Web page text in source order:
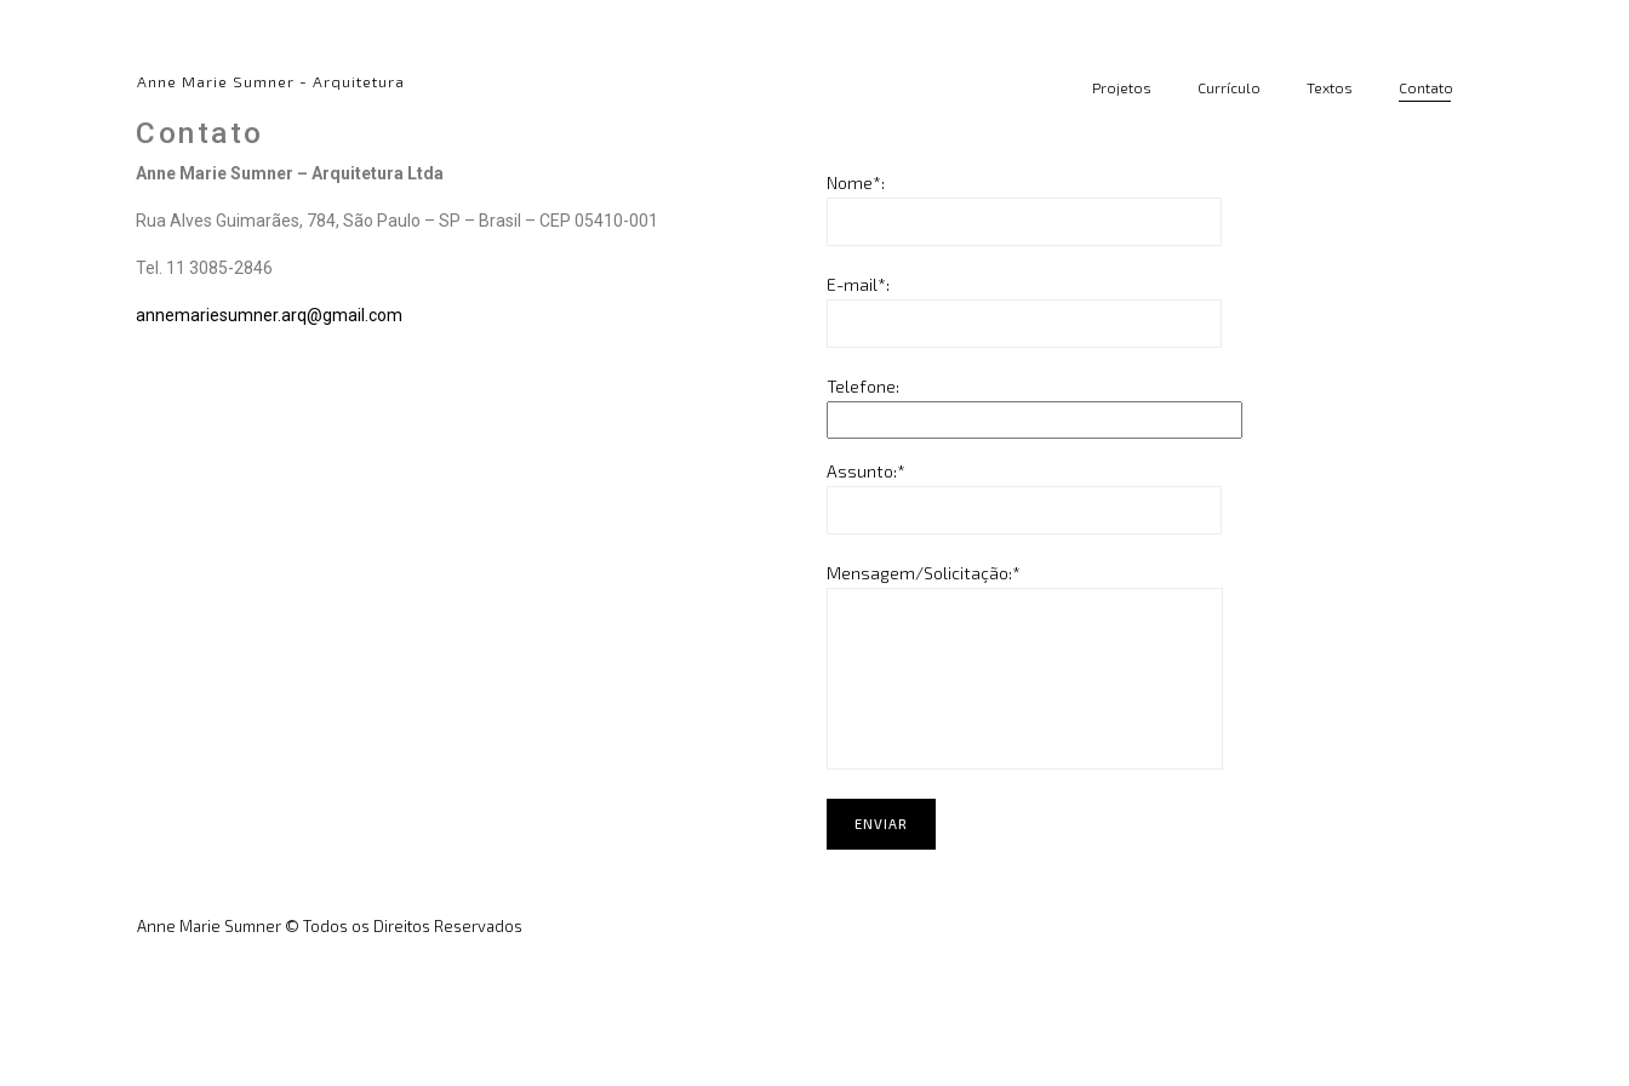
Anne Marie Sumner - Arquitetura Projetos Currículo Textos Contato
Contato
Anne Marie Sumner – Arquitetura Ltda
Rua Alves Guimarães, 784, São Paulo – SP – Brasil – CEP 05410-001
Tel. 11 3085-2846
annemariesumner.arq@gmail.com
Nome*:
E-mail*:
Telefone:
Assunto:*
Mensagem/Solicitação:*
Anne Marie Sumner © Todos os Direitos Reservados